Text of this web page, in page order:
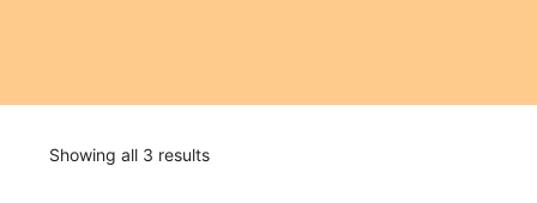
Showing all 3 results